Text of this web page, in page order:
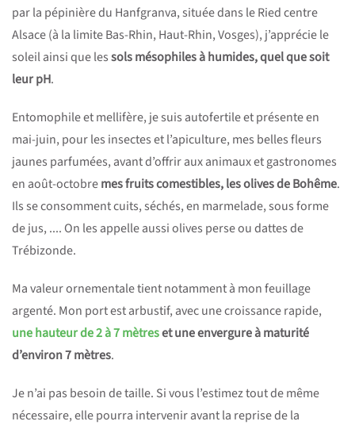
par la pépinière du Hanfgranva, située dans le Ried centre
Alsace (à la limite Bas-Rhin, Haut-Rhin, Vosges), j’apprécie le
soleil ainsi que lessols mésophiles à humides, quel que soit
leur pH.
Entomophile et mellifère, je suis autofertile et présente en
mai-juin, pour les insectes et l’apiculture, mes belles fleurs
jaunes parfumées, avant d’offrir aux animaux et gastronomes
en août-octobremes fruits comestibles, les olives de Bohême.
Ils se consomment cuits, séchés, en marmelade, sous forme
de jus, .... On les appelle aussi olives perse ou dattes de
Trébizonde.
Ma valeur ornementale tient notamment à mon feuillage
argenté. Mon port est arbustif, avec une croissance rapide,
une hauteur de 2 à 7 mètreset une envergure à maturité
d’environ 7 mètres.
Je n’ai pas besoin de taille. Si vous l’estimez tout de même
nécessaire, elle pourra intervenir avant la reprise de la